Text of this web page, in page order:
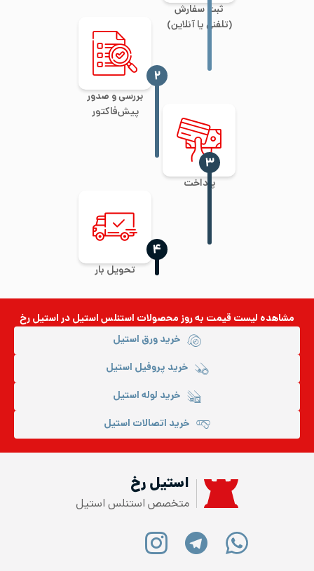
ثبت سفارش
(تلفنی یا آنلاین)
بررسی و صدور
پیش‌فاکتور
‍۲
پرداخت
‍۳
تحویل بار
‍۴
مشاهده لیست قیمت به روزمحصولات استنلس استیلدر استیل رخ
خرید ورق استیل
خرید پروفیل استیل
خرید لوله استیل
خرید اتصالات استیل
استیل رخ
متخصص استنلس استیل